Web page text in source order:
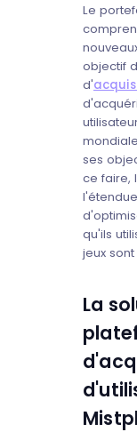
Le
objectif
d'
ses
ce faire,
qu'ils
jeux
La